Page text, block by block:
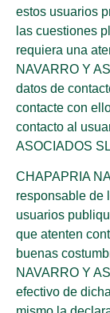
estos usuarios
las cuestiones
requiera una
NAVARRO Y
datos de
contacte con
contacto al
ASOCIADOS
CHAPAPRIA
responsable de
usuarios
que atenten
buenas
NAVARRO Y
efectivo de